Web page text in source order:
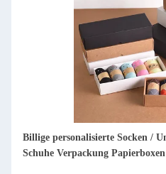
Custom-Druck-Logo-Aufkleber
Goldfolie Klappbar Dankeskarte